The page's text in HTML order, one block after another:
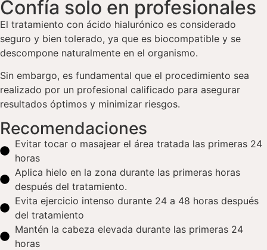
Confía solo en profesionales
El tratamiento con ácido hialurónico es considerado
seguro y bien tolerado, ya que es biocompatible y se
descompone naturalmente en el organismo.
Sin embargo, es fundamental que el procedimiento sea
realizado por un profesional calificado para asegurar
resultados óptimos y minimizar riesgos.
Recomendaciones
Evitar tocar o masajear el área tratada las primeras 24
horas
Aplica hielo en la zona durante las primeras horas
después del tratamiento.
Evita ejercicio intenso durante 24 a 48 horas después
del tratamiento
Mantén la cabeza elevada durante las primeras 24
horas